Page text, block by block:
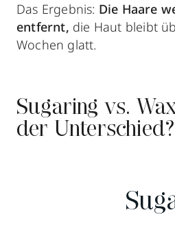
Das Ergebnis: Die Haare
entfernt, die Haut bleibt
Wochen glatt.
Sugaring vs.
der Unterschied?